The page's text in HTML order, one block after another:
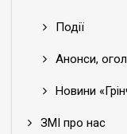
Події
Анонси,
Новини
ЗМІ про нас